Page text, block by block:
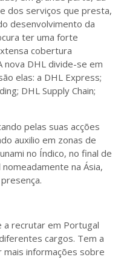
dos serviços que presta,
desenvolvimento da
ter uma forte
cobertura
nova DHL divide-se em
elas: a DHL Express;
DHL Supply Chain;
pelas suas acções
auxilio em zonas de
no Índico, no final de
na Ásia,
a recrutar em Portugal
cargos. Tem a
mais informações sobre